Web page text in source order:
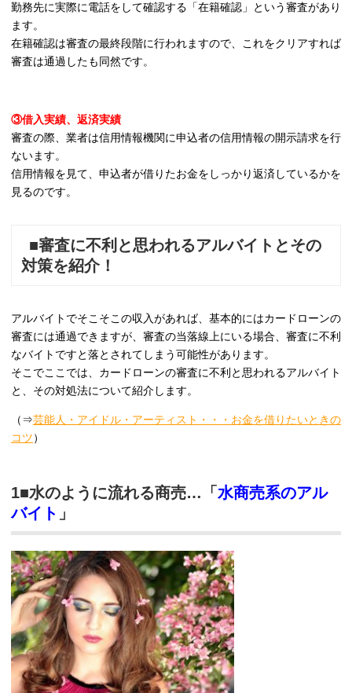
勤務先に実際に電話をして確認する「在籍確認」という審査があり
ます。
在籍確認は審査の最終段階に行われますので、これをクリアすれば
審査は通過したも同然です。
③借入実績、返済実績
審査の際、業者は信用情報機関に申込者の信用情報の開示請求を行
ないます。
信用情報を見て、申込者が借りたお金をしっかり返済しているかを
見るのです。
■審査に不利と思われるアルバイトとその
対策を紹介！
アルバイトでそこそこの収入があれば、基本的にはカードローンの
審査には通過できますが、審査の当落線上にいる場合、審査に不利
なバイトですと落とされてしまう可能性があります。
そこでここでは、カードローンの審査に不利と思われるアルバイト
と、その対処法について紹介します。
（⇒芸能人・アイドル・アーティスト・・・お金を借りたいときの
コツ）
1■水のように流れる商売…「 水商売系のアル
バイト 」